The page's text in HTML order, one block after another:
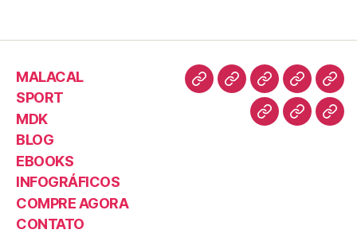
o
k
n p
p
MALACAL
SPORT
MDK
BLOG
EBOOKS
INFOGRÁFICOS
COMPRE AGORA
CONTATO